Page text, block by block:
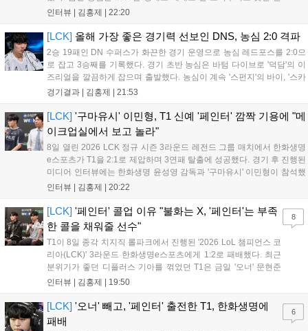
패를 당하고 말았다. 이하 농심 레드포스 최인규 감독과 '리헨즈'
인규 감독 : 모든 경...
인터뷰 | 김홍제 | 22:20
[LCK] 올해 가장 좋은 경기력 선보인 DNS, 농심 2:0 격파
2승 19패인 DN 수퍼스가 화끈한 경기 운영으로 농심 레드포스를 2:0으
로 잡고 3승째를 기록했다. 경기 초반 농심은 바텀 다이브로 '덕담'의 이
즈리얼을 깔끔하게 잡으며 출발했다. 농심이 계속 '스펀지'의 바이, '스카
웃'의 신드라가 맹활약하며 초반부터 잡은 주도권을 계속 잘 굴렸다.
었...
경기결과 | 김홍제 | 21:53
[LCK] '구마유시' 이민형, T1 신예 '페인터' 깜짝 기용에 "메
이크업실에서 보고 놀라"
8일 열린 2026 LCK 정규 시즌 3라운드 레전드 그룹 매치에서 한화생명
e스포츠가 T1을 2:1로 제압하며 3연패 탈출에 성공했다. 경기 후 진행된
미디어 인터뷰에는 한화생명 윤성영 감독과 '구마유시' 이민형이 참석했
다. 먼저 승리 소감에 대해 윤성영 감독은 "오랜만에 승리해 기분이 좋고,
인터뷰 | 김홍제 | 20:22
[LCK] '페인터' 콜업 이유 "불화는 X, '페인터'는 부족
한 콜을 채워줄 선수"
T1이 8일 종각 치지직 롤파크에서 진행된 '2026 LoL 챔피언스 코
리아(LCK)' 3라운드 한화생명e스포츠에게 1:2로 패배했다. 최근
분위기가 좋던 디플러스 기아를 꺾었던 T1은 금일 '오너' 문현준
을 빼고 신예 '페인터' 김은후를 투입시키는 강수를 뒀으나 결국
즈' 김수환의 인터뷰 내...
인터뷰 | 김홍제 | 19:50
8
[LCK] '오너' 빼고, '페인터' 출전한 T1, 한화생명에
패배
6